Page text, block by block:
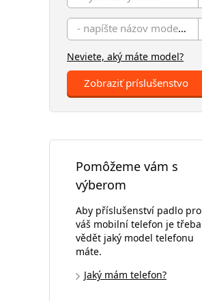
- napíšte názov modelu -
Neviete, aký máte model?
Zobraziť príslušenstvo
Pomôžeme vám s
výberom
Aby příslušenství padlo pro
váš mobilní telefon je třeba
vědět jaký model telefonu
máte.
Jaký mám telefon?